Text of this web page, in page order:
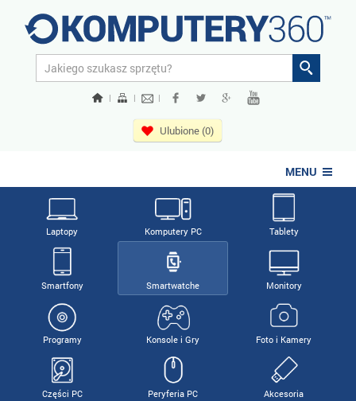
| | |
Ulubione (0)
MENU
Laptopy Komputery PC Tablety
Smartfony Smartwatche Monitory
Programy Konsole i Gry Foto i Kamery
Części PC Peryferia PC Akcesoria